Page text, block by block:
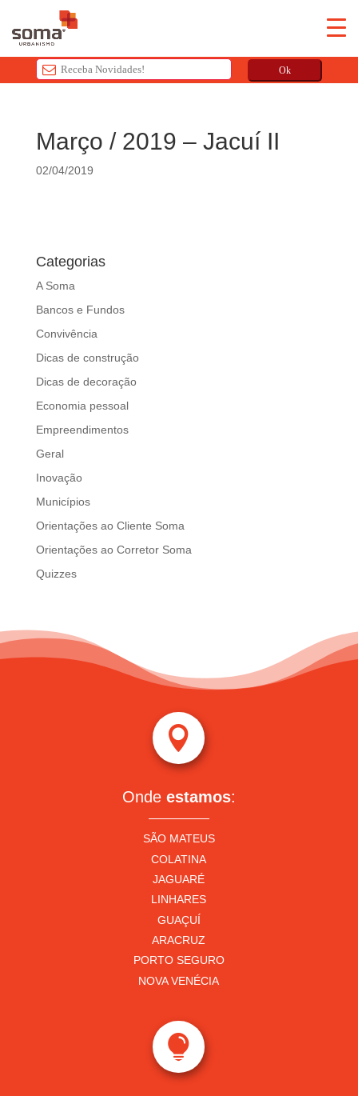
Ok
d
h
o
u
d
b
e
f
t
a
n
k
Março / 2019 – Jacuí II
02/04/2019
Categorias
A Soma
Bancos e Fundos
Convivência
Dicas de construção
Dicas de decoração
Economia pessoal
Empreendimentos
Geral
Inovação
Municípios
Orientações ao Cliente Soma
Orientações ao Corretor Soma
Quizzes

Onde estamos:
SÃO MATEUS
COLATINA
JAGUARÉ
LINHARES
GUAÇUÍ
ARACRUZ
PORTO SEGURO
NOVA VENÉCIA
